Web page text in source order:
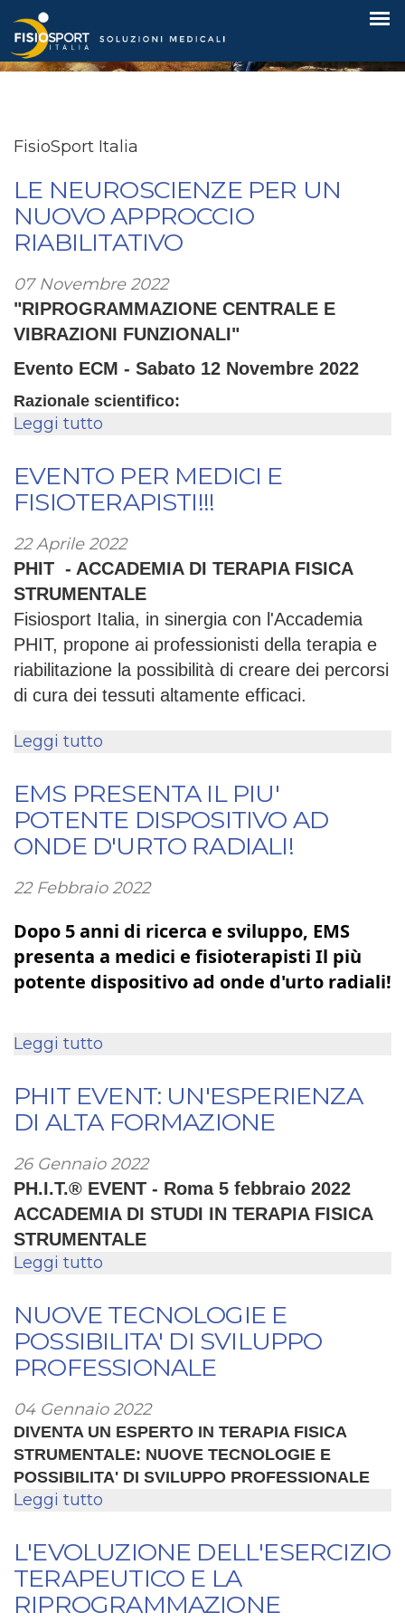
FisioSport Italia
FisioSport Italia
LE NEUROSCIENZE PER UN
NUOVO APPROCCIO
RIABILITATIVO
07 Novembre 2022
"RIPROGRAMMAZIONE CENTRALE E
VIBRAZIONI FUNZIONALI"
Evento ECM - Sabato 12 Novembre 2022
Razionale scientifico:
Leggi tutto
NEUROSCIENZE
PER
UN
NUOVO
APPROCCIO
EVENTO PER MEDICI E
FISIOTERAPISTI!!!
22 Aprile 2022
PHIT - ACCADEMIA DI TERAPIA FISICA
STRUMENTALE
Fisiosport Italia, in sinergia con l'Accademia
PHIT, propone ai professionisti della terapia e
riabilitazione la possibilità di creare dei percorsi
di cura dei tessuti altamente efficaci.
Leggi tutto
per
medici
e
fisioterapisti!!!
EMS PRESENTA IL PIU'
POTENTE DISPOSITIVO AD
ONDE D'URTO RADIALI!
22 Febbraio 2022
Dopo 5 anni di ricerca e sviluppo, EMS
presenta a medici e fisioterapisti Il più
potente dispositivo ad onde d'urto radiali!
Leggi tutto
PRESENTA
IL
PIU'
POTENTE
DISPOSITIVO
ONDE
D'URTO
PHIT EVENT: UN'ESPERIENZA
DI ALTA FORMAZIONE
26 Gennaio 2022
​PH.I.T.® EVENT - Roma 5 febbraio 2022
ACCADEMIA DI STUDI IN TERAPIA FISICA
STRUMENTALE
Leggi tutto
EVENT:
UN'ESPERIENZA
DI
ALTA
FORMAZIONE
NUOVE TECNOLOGIE E
POSSIBILITA' DI SVILUPPO
PROFESSIONALE
04 Gennaio 2022
DIVENTA UN ESPERTO IN TERAPIA FISICA
STRUMENTALE: NUOVE TECNOLOGIE E
POSSIBILITA' DI SVILUPPO PROFESSIONALE
Leggi tutto
TECNOLOGIE
E
POSSIBILITA'
DI
L'EVOLUZIONE DELL'ESERCIZIO
TERAPEUTICO E LA
RIPROGRAMMAZIONE